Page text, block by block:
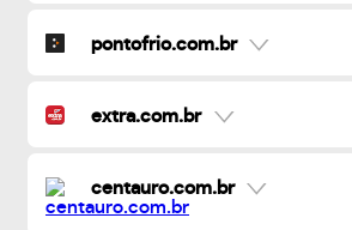
pontofrio.com.br
extra.com.br
centauro.com.br